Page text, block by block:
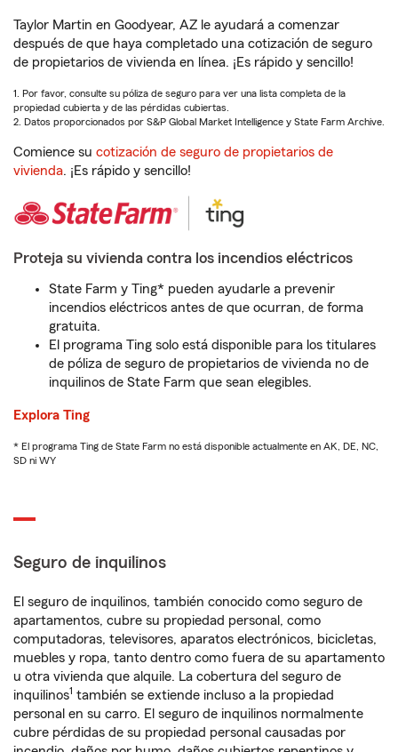
Taylor Martin en Goodyear, AZ le ayudará a comenzar
después de que haya completado una cotización de seguro
de propietarios de vivienda en línea. ¡Es rápido y sencillo!
1. Por favor, consulte su póliza de seguro para ver una lista completa de la
propiedad cubierta y de las pérdidas cubiertas.
2. Datos proporcionados por S&P Global Market Intelligence y State Farm Archive.
Comience su cotización de seguro de propietarios de
vivienda. ¡Es rápido y sencillo!
Proteja su vivienda contra los incendios eléctricos
State Farm y Ting* pueden ayudarle a prevenir
incendios eléctricos antes de que ocurran, de forma
gratuita.
El programa Ting solo está disponible para los titulares
de póliza de seguro de propietarios de vivienda no de
inquilinos de State Farm que sean elegibles.
Explora Ting
* El programa Ting de State Farm no está disponible actualmente en AK, DE, NC,
SD ni WY
Seguro de inquilinos
El seguro de inquilinos, también conocido como seguro de
apartamentos, cubre su propiedad personal, como
computadoras, televisores, aparatos electrónicos, bicicletas,
muebles y ropa, tanto dentro como fuera de su apartamento
u otra vivienda que alquile. La cobertura del seguro de
inquilinos1 también se extiende incluso a la propiedad
personal en su carro. El seguro de inquilinos normalmente
cubre pérdidas de su propiedad personal causadas por